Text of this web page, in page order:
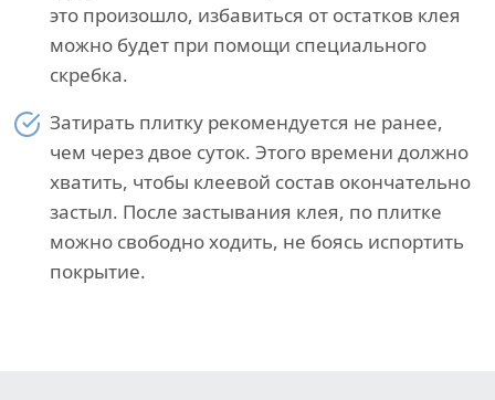
это произошло, избавиться от остатков клея
можно будет при помощи специального
скребка.
Затирать плитку рекомендуется не ранее,
чем через двое суток. Этого времени должно
хватить, чтобы клеевой состав окончательно
застыл. После застывания клея, по плитке
можно свободно ходить, не боясь испортить
покрытие.